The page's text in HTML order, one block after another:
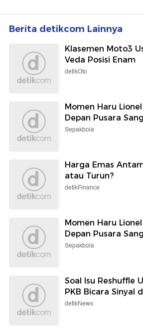
Berita detikcom Lainnya
Klasemen Moto3
Veda Posisi Enam
detikOto
Momen Haru
Depan Pusara
Sepakbola
Harga Emas
atau Turun?
detikFinance
Momen Haru
Depan Pusara
Sepakbola
Soal Isu Reshuffle
PKB Bicara Sinyal
detikNews